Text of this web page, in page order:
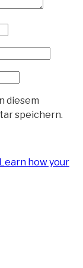
diesem
speichern.
Learn how your